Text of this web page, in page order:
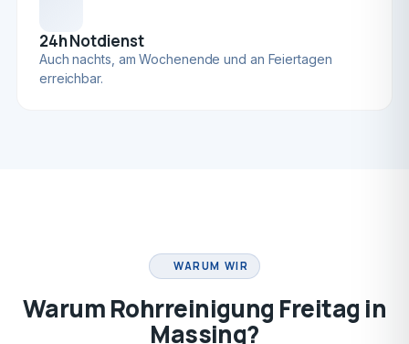
24h Notdienst
Auch nachts, am Wochenende und an Feiertagen
erreichbar.
WARUM WIR
Warum Rohrreinigung Freitag in
Massing?